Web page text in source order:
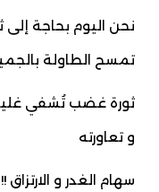
نحن اليوم بحاجة
تمسح الطاولة
ثورة غضب تُشفي
و تعاورته
سهام الغدر و الارتزاق !!